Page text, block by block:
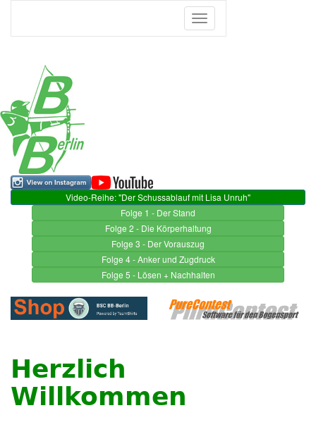
Toggle
navigation
Video-Reihe: "Der Schussablauf mit Lisa Unruh"
Folge 1 - Der Stand
Folge 2 - Die Körperhaltung
Folge 3 - Der Vorauszug
Folge 4 - Anker und Zugdruck
Folge 5 - Lösen + Nachhalten
Herzlich
Willkommen